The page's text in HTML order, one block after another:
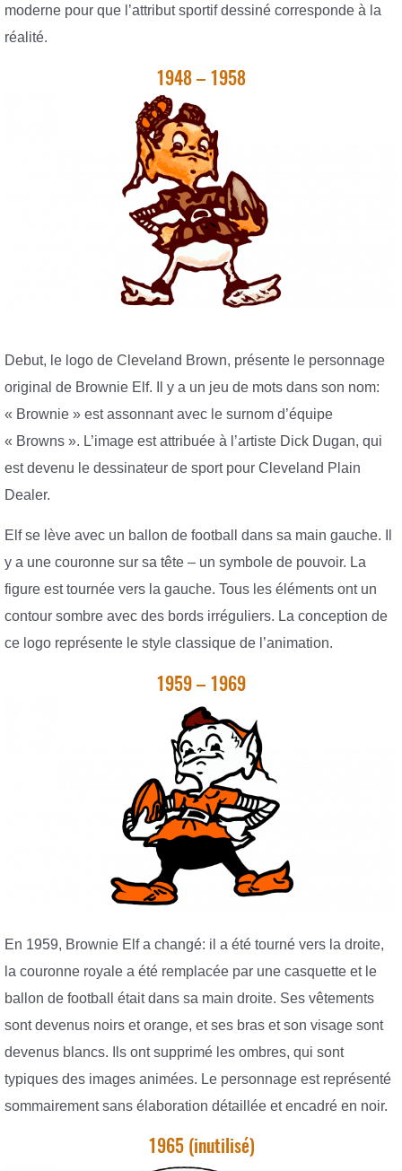
moderne pour que l’attribut sportif dessiné corresponde à la
réalité.
1948 – 1958
Debut, le logo de Cleveland Brown, présente le personnage
original de Brownie Elf. Il y a un jeu de mots dans son nom:
« Brownie » est assonnant avec le surnom d’équipe
« Browns ». L’image est attribuée à l’artiste Dick Dugan, qui
est devenu le dessinateur de sport pour Cleveland Plain
Dealer.
Elf se lève avec un ballon de football dans sa main gauche. Il
y a une couronne sur sa tête – un symbole de pouvoir. La
figure est tournée vers la gauche. Tous les éléments ont un
contour sombre avec des bords irréguliers. La conception de
ce logo représente le style classique de l’animation.
1959 – 1969
En 1959, Brownie Elf a changé: il a été tourné vers la droite,
la couronne royale a été remplacée par une casquette et le
ballon de football était dans sa main droite. Ses vêtements
sont devenus noirs et orange, et ses bras et son visage sont
devenus blancs. Ils ont supprimé les ombres, qui sont
typiques des images animées. Le personnage est représenté
sommairement sans élaboration détaillée et encadré en noir.
1965 (inutilisé)